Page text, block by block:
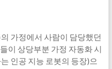
가정에서 사람이 담당했던
이 상당부분 가정 자동화 시
인공 지능 로봇의 등장)으